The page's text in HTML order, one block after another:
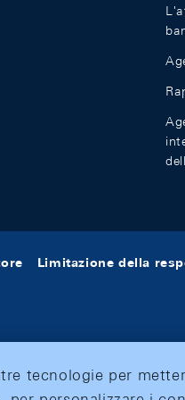
Limitazione della
tecnologie per